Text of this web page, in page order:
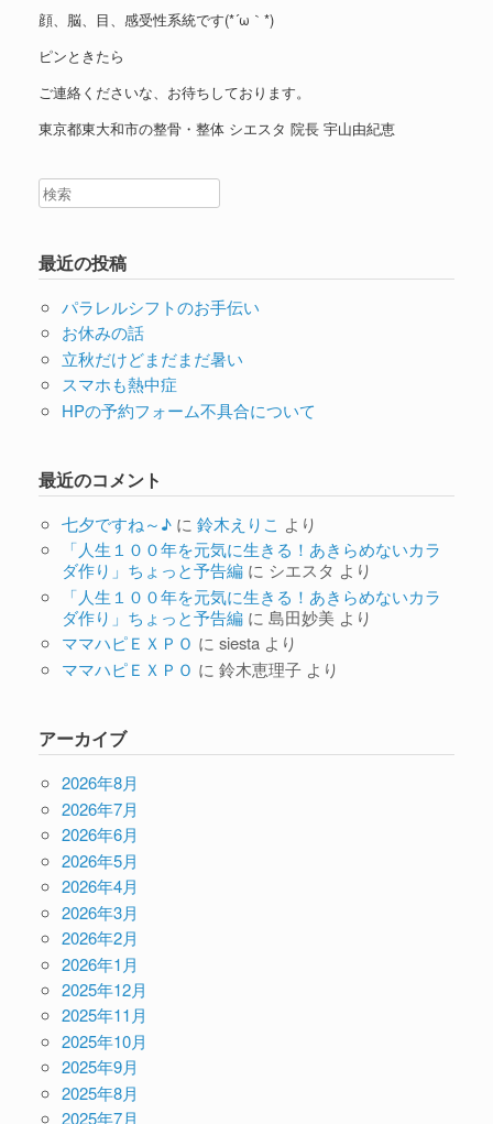
顔、脳、目、感受性系統です(*´ω｀*)
ピンときたら
ご連絡くださいな、お待ちしております。
東京都東大和市の整骨・整体 シエスタ 院長 宇山由紀恵
最近の投稿
パラレルシフトのお手伝い
お休みの話
立秋だけどまだまだ暑い
スマホも熱中症
HPの予約フォーム不具合について
最近のコメント
七夕ですね～♪に 鈴木えりこ より
「人生１００年を元気に生きる！あきらめないカラ
ダ作り」ちょっと予告編に シエスタ より
「人生１００年を元気に生きる！あきらめないカラ
ダ作り」ちょっと予告編に 島田妙美 より
ママハピＥＸＰＯ に siestaより
ママハピＥＸＰＯ に 鈴木恵理子より
アーカイブ
2026年8月
2026年7月
2026年6月
2026年5月
2026年4月
2026年3月
2026年2月
2026年1月
2025年12月
2025年11月
2025年10月
2025年9月
2025年8月
2025年7月